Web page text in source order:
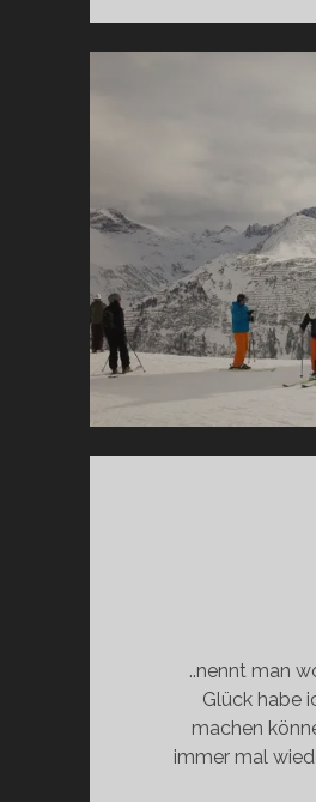
..nennt man
Glück habe
machen
immer mal